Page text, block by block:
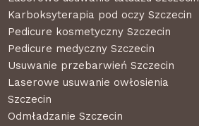
Karboksyterapia pod oczy Szczecin
Pedicure kosmetyczny Szczecin
Pedicure medyczny Szczecin
Usuwanie przebarwień Szczecin
Laserowe usuwanie owłosienia
Szczecin
Odmładzanie Szczecin